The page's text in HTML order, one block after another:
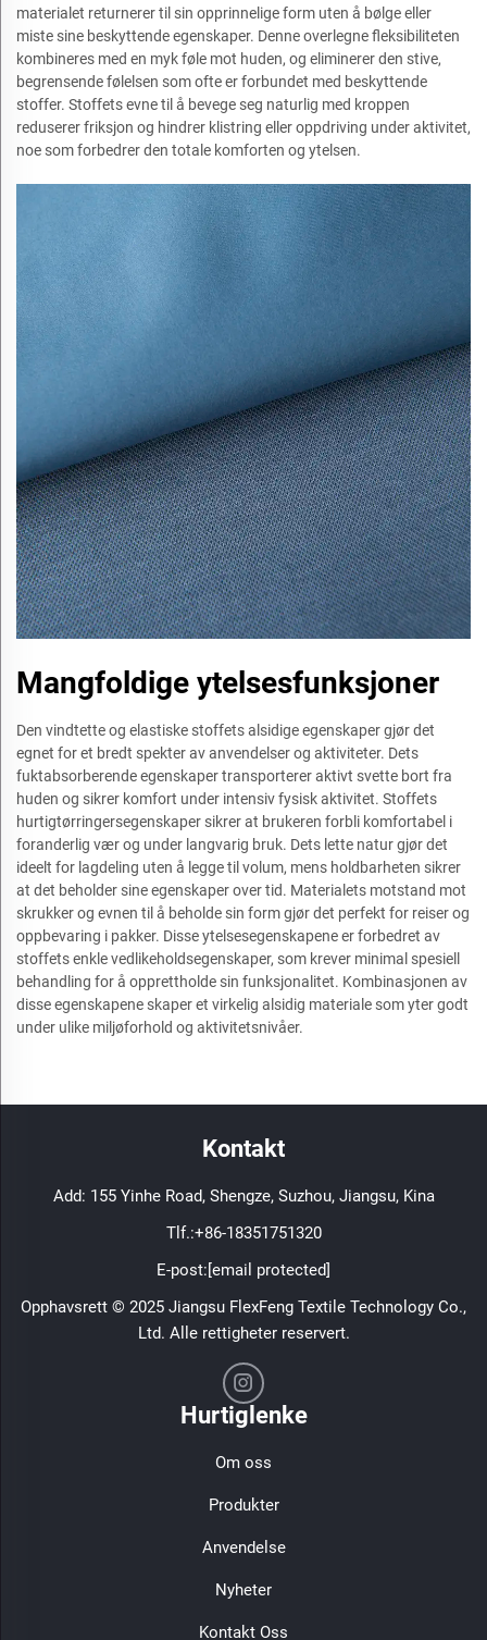
materialet returnerer til sin opprinnelige form uten å bølge eller
miste sine beskyttende egenskaper. Denne overlegne fleksibiliteten
kombineres med en myk føle mot huden, og eliminerer den stive,
begrensende følelsen som ofte er forbundet med beskyttende
stoffer. Stoffets evne til å bevege seg naturlig med kroppen
reduserer friksjon og hindrer klistring eller oppdriving under aktivitet,
noe som forbedrer den totale komforten og ytelsen.
Mangfoldige ytelsesfunksjoner
Den vindtette og elastiske stoffets alsidige egenskaper gjør det
egnet for et bredt spekter av anvendelser og aktiviteter. Dets
fuktabsorberende egenskaper transporterer aktivt svette bort fra
huden og sikrer komfort under intensiv fysisk aktivitet. Stoffets
hurtigtørringersegenskaper sikrer at brukeren forbli komfortabel i
foranderlig vær og under langvarig bruk. Dets lette natur gjør det
ideelt for lagdeling uten å legge til volum, mens holdbarheten sikrer
at det beholder sine egenskaper over tid. Materialets motstand mot
skrukker og evnen til å beholde sin form gjør det perfekt for reiser og
oppbevaring i pakker. Disse ytelsesegenskapene er forbedret av
stoffets enkle vedlikeholdsegenskaper, som krever minimal spesiell
behandling for å opprettholde sin funksjonalitet. Kombinasjonen av
disse egenskapene skaper et virkelig alsidig materiale som yter godt
under ulike miljøforhold og aktivitetsnivåer.
Kontakt
Add: 155 Yinhe Road, Shengze, Suzhou, Jiangsu, Kina
Tlf.:+86-18351751320
E-post:[email protected]
Opphavsrett © 2025 Jiangsu FlexFeng Textile Technology Co.,
Ltd. Alle rettigheter reservert.
Hurtiglenke
Om oss
Produkter
Anvendelse
Nyheter
Kontakt Oss